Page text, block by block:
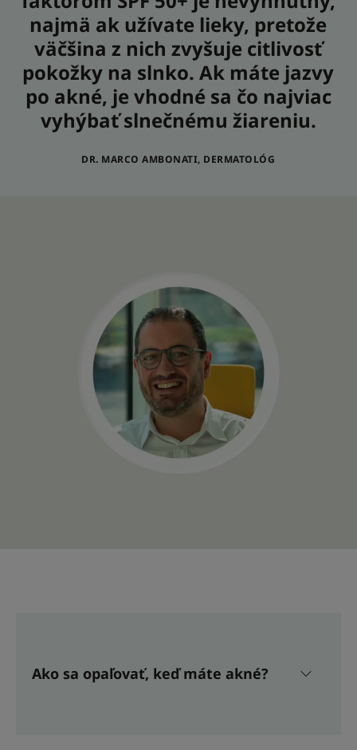
najmä ak užívate lieky, pretože
väčšina z nich zvyšuje citlivosť
pokožky na slnko. Ak máte jazvy
po akné, je vhodné sa čo najviac
vyhýbať slnečnému žiareniu.
DR. MARCO AMBONATI, DERMATOLÓG
Ako sa opaľovať, keď máte akné?